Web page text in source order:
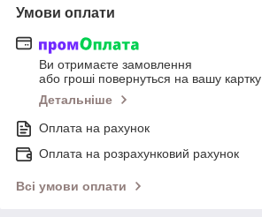
Умови оплати
Ви отримаєте замовлення
або гроші повернуться на вашу картку
Детальніше
Оплата на рахунок
Оплата на розрахунковий рахунок
Всі умови оплати